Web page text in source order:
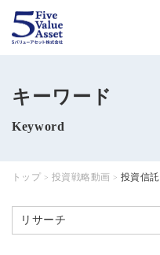
トップページ
私たちの理念
代表について
キーワード
Keyword
トップ > 投資戦略動画 > 投資信託
リサーチ